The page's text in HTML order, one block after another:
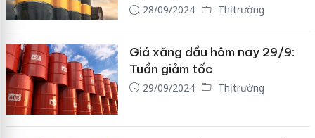
28/09/2024 Thị trường
Giá xăng dầu hôm nay 29/9:
Tuần giảm tốc
29/09/2024 Thị trường